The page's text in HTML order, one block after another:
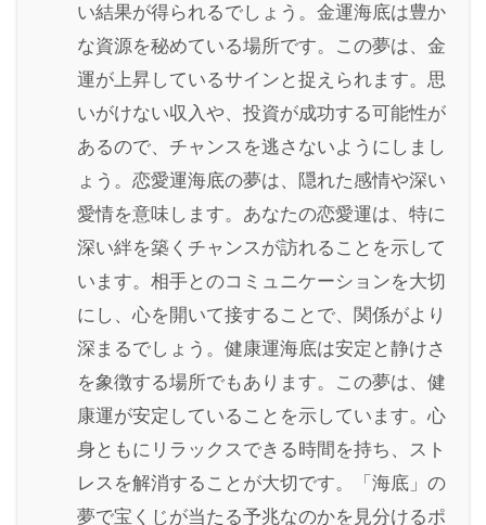
い結果が得られるでしょう。金運海底は豊か
な資源を秘めている場所です。この夢は、金
運が上昇しているサインと捉えられます。思
いがけない収入や、投資が成功する可能性が
あるので、チャンスを逃さないようにしまし
ょう。恋愛運海底の夢は、隠れた感情や深い
愛情を意味します。あなたの恋愛運は、特に
深い絆を築くチャンスが訪れることを示して
います。相手とのコミュニケーションを大切
にし、心を開いて接することで、関係がより
深まるでしょう。健康運海底は安定と静けさ
を象徴する場所でもあります。この夢は、健
康運が安定していることを示しています。心
身ともにリラックスできる時間を持ち、スト
レスを解消することが大切です。「海底」の
夢で宝くじが当たる予兆なのかを見分けるポ